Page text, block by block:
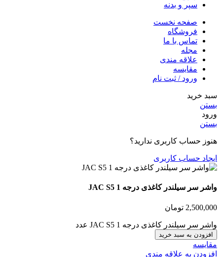
سپر و بدنه
صفحه نخست
فروشگاه
تماس با ما
مجله
علاقه مندی
مقایسه
ورود / ثبت نام
سبد خرید
بستن
ورود
بستن
هنوز حساب کاربری ندارید؟
ایجاد حساب کاربری
واشر سر سیلندر کاغذی درجه 1 JAC S5
2,500,000 تومان
واشر سر سیلندر کاغذی درجه 1 JAC S5 عدد
افزودن به سبد خرید
مقایسه
افزودن به علاقه مندی